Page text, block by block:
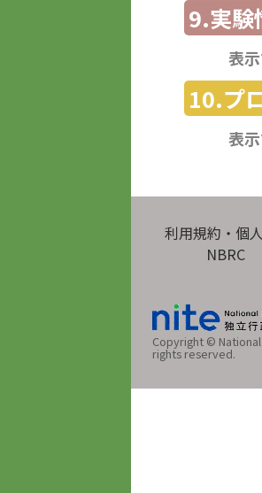
9.実験
表
10.プ
表
利用規約・個
NBRC
Copyright ©
rights reserved.